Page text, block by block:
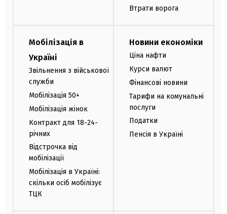
Втрати ворога
Мобілізація в
Україні
Звільнення з військової
служби
Мобілізація 50+
Мобілізація жінок
Контракт для 18-24-
річних
Відстрочка від
мобілізації
Мобілізація в Україні:
скільки осіб мобілізує
ТЦК
Новини економіки
Ціна нафти
Курси валют
Фінансові новини
Тарифи на комунальні
послуги
Податки
Пенсія в Україні